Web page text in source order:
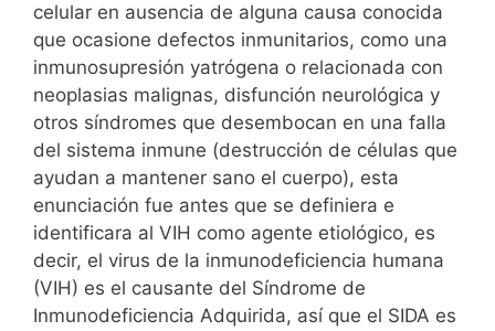
celular en ausencia de alguna causa conocida
que ocasione defectos inmunitarios, como una
inmunosupresión yatrógena o relacionada con
neoplasias malignas, disfunción neurológica y
otros síndromes que desembocan en una falla
del sistema inmune (destrucción de células que
ayudan a mantener sano el cuerpo), esta
enunciación fue antes que se definiera e
identificara al VIH como agente etiológico, es
decir, el virus de la inmunodeficiencia humana
(VIH) es el causante del Síndrome de
Inmunodeficiencia Adquirida, así que el SIDA es